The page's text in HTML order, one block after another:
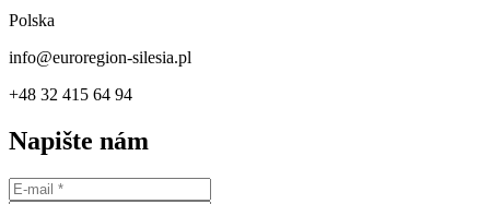
Polska
info@euroregion-silesia.pl
+48 32 415 64 94
Napište nám